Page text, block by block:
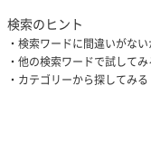
検索のヒント
検索ワードに間違いがない
他の検索ワードで試してみ
カテゴリーから探してみる